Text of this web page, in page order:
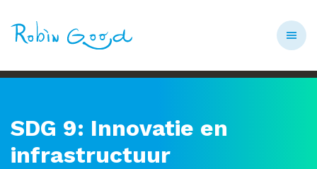
SDG 9: Innovatie en
infrastructuur